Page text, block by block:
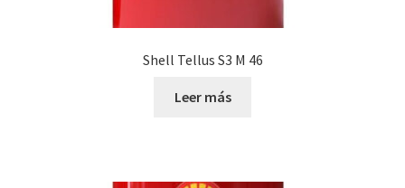
Shell Tellus S3 M 46
Leer más